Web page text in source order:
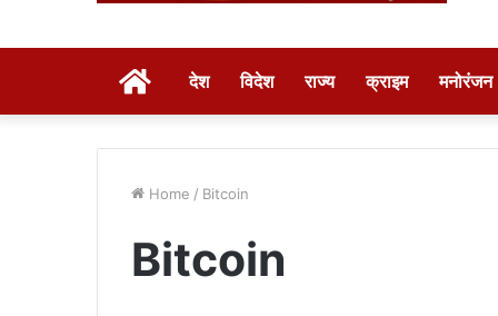
HOME
देश विदेश राज्य क्राइम मनोरंजन
Home / Bitcoin
Bitcoin